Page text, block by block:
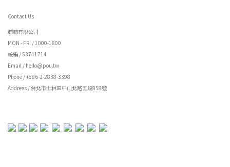
Contact Us
脯脯有限公司
MON - FRI / 1000-1800
統編 / 53741714
Email / hello@pou.tw
Phone / +886-2-2838-3398
Address / 台北市士林區中山北路五段858號